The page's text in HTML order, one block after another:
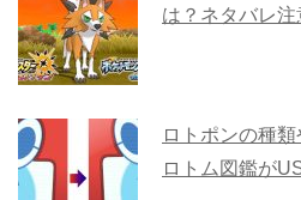
は？ネタバレ注
ロトポンの種
ロトム図鑑が